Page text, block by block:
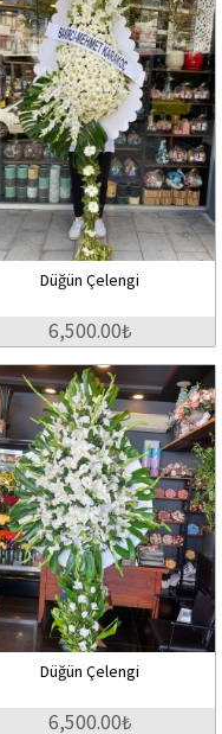
Düğün Çelengi
6,500.00₺
Düğün Çelengi
6,500.00₺